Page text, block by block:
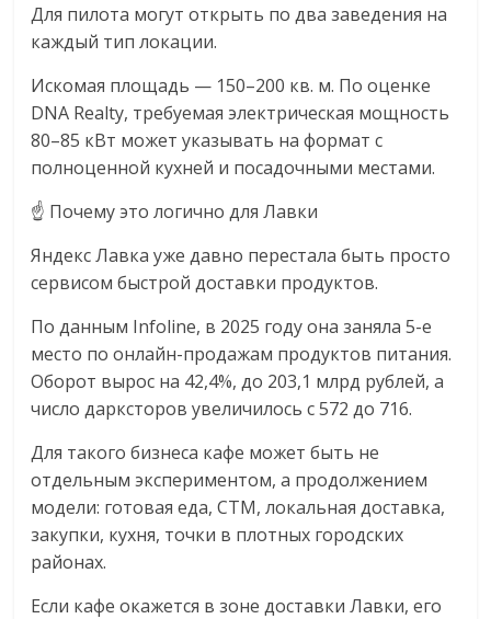
Для пилота могут открыть по два заведения на
каждый тип локации.
Искомая площадь — 150–200 кв. м. По оценке
DNA Realty, требуемая электрическая мощность
80–85 кВт может указывать на формат с
полноценной кухней и посадочными местами.
☝️ Почему это логично для Лавки
Яндекс Лавка уже давно перестала быть просто
сервисом быстрой доставки продуктов.
По данным Infoline, в 2025 году она заняла 5-е
место по онлайн-продажам продуктов питания.
Оборот вырос на 42,4%, до 203,1 млрд рублей, а
число дарксторов увеличилось с 572 до 716.
Для такого бизнеса кафе может быть не
отдельным экспериментом, а продолжением
модели: готовая еда, СТМ, локальная доставка,
закупки, кухня, точки в плотных городских
районах.
Если кафе окажется в зоне доставки Лавки, его